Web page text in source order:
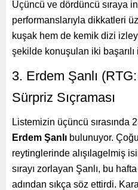
Üçüncü ve dördüncü sıraya
performanslarıyla dikkatleri
kuşak hem de kemik dizi
şekilde konuşulan iki başarılı
3. Erdem Şanlı
Sürpriz Sıçraması
Listemizin üçüncü sırasında
Erdem Şanlı bulunuyor.
reytinglerinde alışılagelmiş
sırayı zorlayan Şanlı, bu
adından sıkça söz ettirdi.